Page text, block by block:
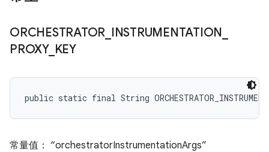
ORCHESTRATOR INSTRUMENTATION
PROXY_ KEY
public static final String
常量值： “orchestratorInstrumentationArgs”